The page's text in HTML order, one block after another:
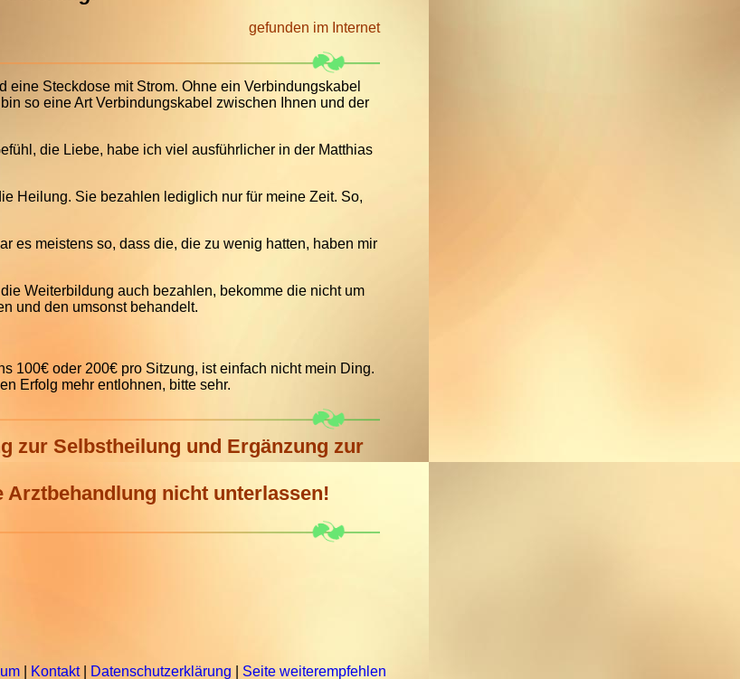
gefunden im Internet
Steckdose mit Strom. Ohne ein Verbindungskabel
so eine Art Verbindungskabel zwischen Ihnen und der
die Liebe, habe ich viel ausführlicher in der Matthias
Heilung. Sie bezahlen lediglich nur für meine Zeit. So,
es meistens so, dass die, die zu wenig hatten, haben mir
Weiterbildung auch bezahlen, bekomme die nicht um
und den umsonst behandelt.
100€ oder 200€ pro Sitzung, ist einfach nicht mein Ding.
Erfolg mehr entlohnen, bitte sehr.
zur Selbstheilung und Ergänzung zur
nicht unterlassen!
Kontakt| Datenschutzerklärung Seite weiterempfehlen